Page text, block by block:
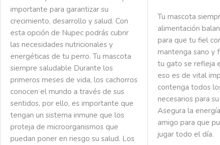
importante para garantizar su
crecimiento, desarrollo y salud. Con
esta opción de Nupec podrás cubrir
las necesidades nutricionales y
energéticas de tu perro. Tu mascota
siempre saludable Durante los
primeros meses de vida, los cachorros
conocen el mundo a través de sus
sentidos, por ello, es importante que
tengan un sistema inmune que los
proteja de microorganismos que
puedan poner en riesgo su salud. Los
Tu mascota
alimentación
para que tu fiel
mantenga sano y
tu gato se refleja
eso es de vital
contenga todos
necesarios para
Asegura la
amigo para que
jugar todo el día.